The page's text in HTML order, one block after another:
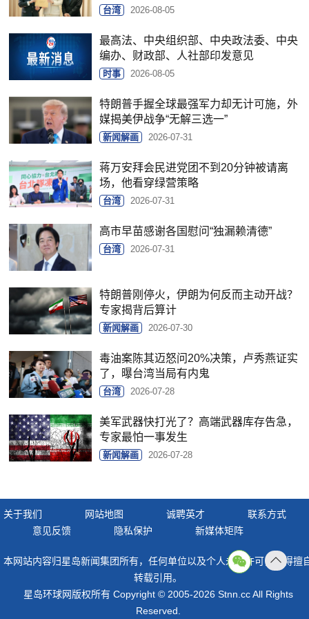
台湾 2026-08-05
最高法、中央组织部、中央政法委、中央
编办、财政部、人社部印发意见
时事 2026-08-05
特朗普手握全球最强军力却无计可施，外
媒揭美伊战争“无解三选一”
新闻解画 2026-07-31
蒋万安拜会民进党团不到20分钟被请离
场，他看穿绿营策略
台湾 2026-07-31
高市早苗感谢各国慰问“独漏赖清德”
台湾 2026-07-31
特朗普刚停火，伊朗为何反而主动开战？
专家揭背后算计
新闻解画 2026-07-30
毒油案陈其迈怒问20%决策，卢秀燕证实
了，曝台湾当局有内鬼
台湾 2026-07-28
美军武器快打光了？高端武器库存告急，
专家最怕一事发生
新闻解画 2026-07-28
关于我们 网站地图 诚聘英才
联系方式
意见反馈
隐私保护 新媒体矩阵
本网站内容归星岛新闻集团所有，任何单位以及个人未经许可，不得擅
转载引用。
星岛环球网版权所有 Copyright © 2005-2026 Stnn.cc All Rights
Reserved.
顶部